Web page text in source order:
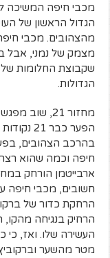
מכבי חיפה המשיכה
מצמק של נמני, אבל
שקבוצת החלומות של
הגדולות.
מחזור 21,
הפער
בהרכב הצהובים,
חיפה וכמה שהוא
ארבייטמן הורחק
חשובים, מכבי חיפה
הרחקת כדור של
הרחיק בנגיחה
העשירה שלו. ואז, כי